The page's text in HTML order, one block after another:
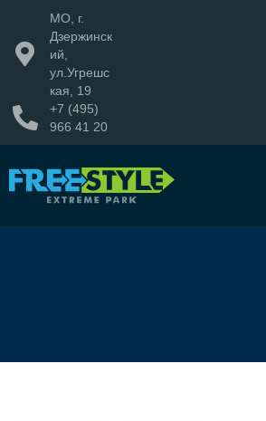
МО, г.
Дзержинск
ий,
ул.Угрешс
кая, 19
+7 (495)
966 41 20